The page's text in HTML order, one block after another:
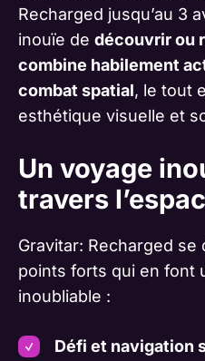
Recharged jusqu’au 3
inouïe de découvrir ou
combine habilement
combat spatial, le tout
esthétique visuelle et
Un voyage
travers
Gravitar: Recharged
points forts qui en font
inoubliable :
Défi et navigation